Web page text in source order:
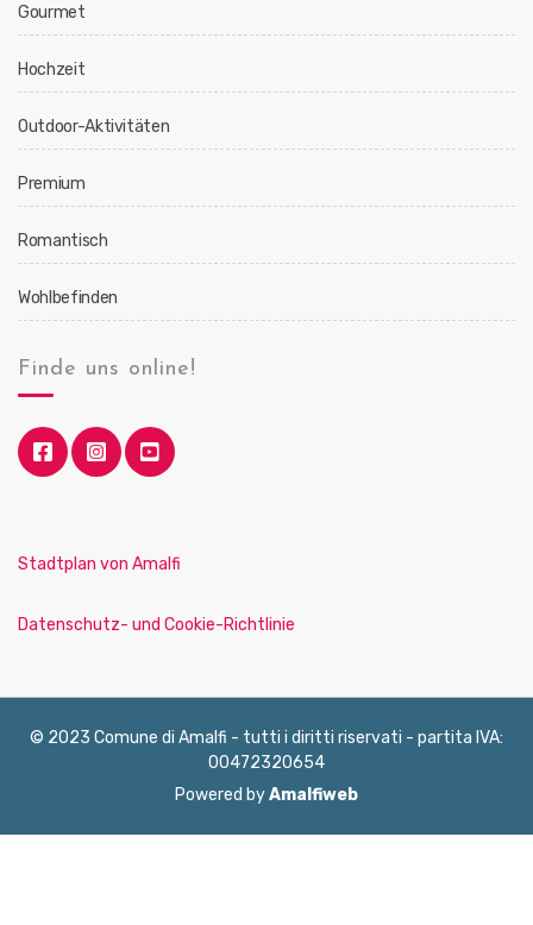
Gourmet
Hochzeit
Outdoor-Aktivitäten
Premium
Romantisch
Wohlbefinden
Finde uns online!
Stadtplan von Amalfi
Datenschutz- und Cookie-Richtlinie
© 2023 Comune di Amalfi - tutti i diritti riservati - partita IVA:
00472320654
Powered byAmalfiweb